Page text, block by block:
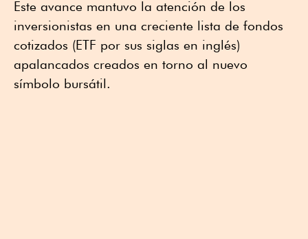
Este avance mantuvo la atención de los
inversionistas en una creciente lista de fondos
cotizados (ETF por sus siglas en inglés)
apalancados creados en torno al nuevo
símbolo bursátil.